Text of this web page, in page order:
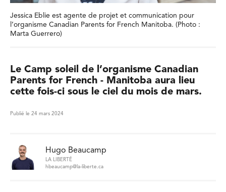
Jessica Eblie est agente de projet et communication pour
l’organisme Canadian Parents for French Manitoba. (Photo :
Marta Guerrero)
Le Camp soleil de l’organisme Canadian
Parents for French - Manitoba aura lieu
cette fois-ci sous le ciel du mois de mars.
Publié le 24 mars 2024
Hugo Beaucamp
LA LIBERTÉ
hbeaucamp@la-liberte.ca